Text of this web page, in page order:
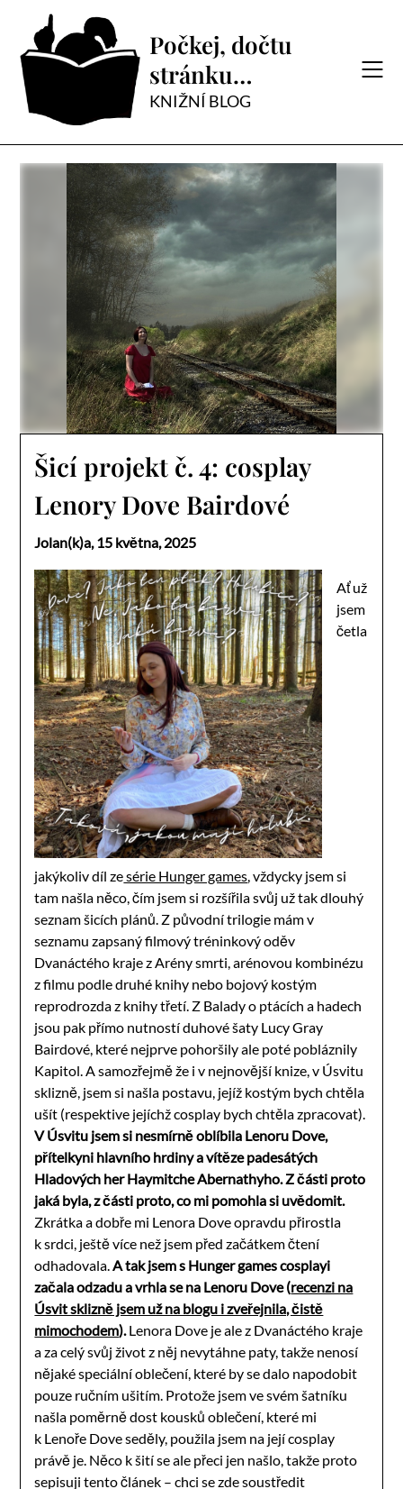
content
Počkej, dočtu
stránku…
KNIŽNÍ BLOG
Šicí projekt č. 4: cosplay
Lenory Dove Bairdové
Jolan(k)a, 15 května, 2025
Ať už
jsem
četla
jakýkoliv díl zesérie Hunger games , vždycky jsem si
tam našla něco, čím jsem si rozšířila svůj už tak dlouhý
seznam šicích plánů. Z původní trilogie mám v
seznamu zapsaný filmový tréninkový oděv
Dvanáctého kraje z Arény smrti, arénovou kombinézu
z filmu podle druhé knihy nebo bojový kostým
reprodrozda z knihy třetí. Z Balady o ptácích a hadech
jsou pak přímo nutností duhové šaty Lucy Gray
Bairdové, které nejprve pohoršily ale poté pobláznily
Kapitol. A samozřejmě že i v nejnovější knize, v Úsvitu
sklizně, jsem si našla postavu, jejíž kostým bych chtěla
ušít (respektive jejíchž cosplay bych chtěla zpracovat).
V Úsvitu jsem si nesmírně oblíbila Lenoru Dove,
přítelkyni hlavního hrdiny a vítěze padesátých
Hladových her Haymitche Abernathyho. Z části proto
jaká byla, z části proto, co mi pomohla si uvědomit.
Zkrátka a dobře mi Lenora Dove opravdu přirostla
k srdci, ještě více než jsem před začátkem čtení
odhadovala. A tak jsem s Hunger games cosplayi
začala odzadu a vrhla se na Lenoru Dove (recenzi na
Úsvit sklizně jsem už na blogu i zveřejnila, čistě
mimochodem). Lenora Dove je ale z Dvanáctého kraje
a za celý svůj život z něj nevytáhne paty, takže nenosí
nějaké speciální oblečení, které by se dalo napodobit
pouze ručním ušitím. Protože jsem ve svém šatníku
našla poměrně dost kousků oblečení, které mi
k Lenoře Dove seděly, použila jsem na její cosplay
právě je. Něco k šití se ale přeci jen našlo, takže proto
sepisuji tento článek – chci se zde soustředit